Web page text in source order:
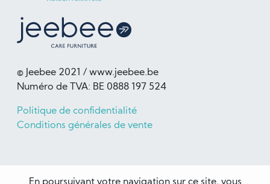
© Jeebee 2021 / www.jeebee.be
Numéro de TVA: BE 0888 197 524
Politique de confidentialité
Conditions générales de vente